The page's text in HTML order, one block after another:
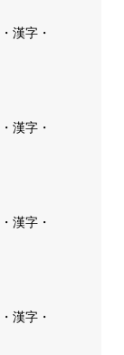
漢字・
漢字・
漢字・
漢字・